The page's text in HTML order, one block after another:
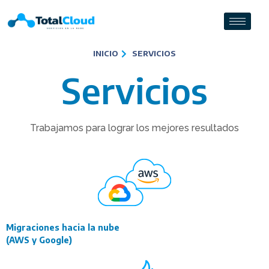
INICIO SERVICIOS
Servicios
Trabajamos para lograr los mejores resultados
Migraciones hacia la nube
(AWS y Google)